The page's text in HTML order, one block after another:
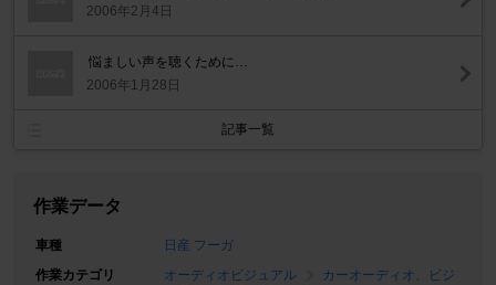
2006年2月4日
悩ましい声を聴くために…
2006年1月28日
記事一覧
作業データ
車種
日産 フーガ
作業カテゴリ
オーディオビジュアル
カーオーディオ、ビジ